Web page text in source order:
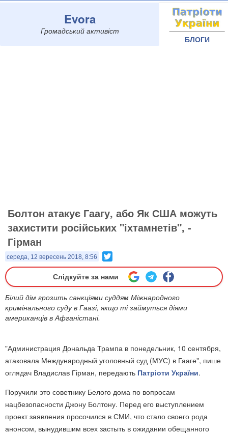
Evora
Громадський активіст
БЛОГИ
Болтон атакує Гаагу, або Як США можуть
захистити російських "іхтамнетів", -
Гірман
середа, 12 вересень 2018, 8:56
Слідкуйте за нами
Білий дім грозить санкціями суддям Міжнародного
кримінального суду в Гаазі, якщо ті займуться діями
американців в Афганістані.
"Администрация Дональда Трампа в понедельник, 10 сентября,
атаковала Международный уголовный суд (МУС) в Гааге", пише
оглядач Владислав Гірман, передають Патріоти України.
Поручили это советнику Белого дома по вопросам
нацбезопасности Джону Болтону. Перед его выступлением
проект заявления просочился в СМИ, что стало своего рода
анонсом, вынудившим всех застыть в ожидании обещанного